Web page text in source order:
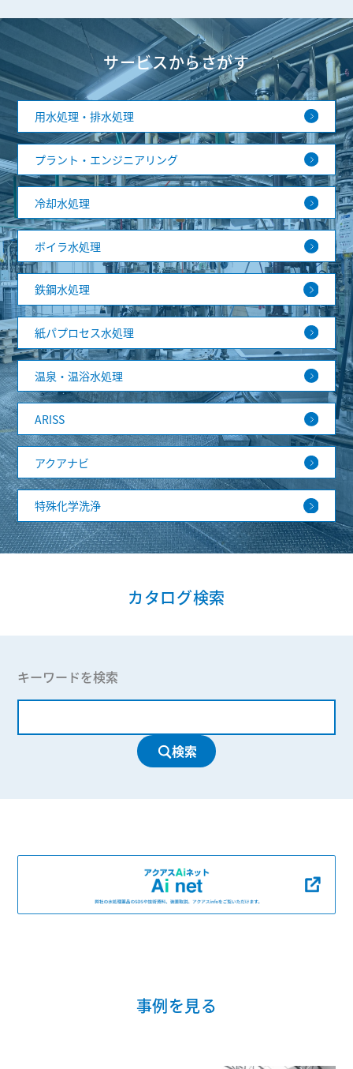
サービスからさがす
用水処理・排水処理
プラント・エンジニアリング
冷却水処理
ボイラ水処理
鉄鋼水処理
紙パプロセス水処理
温泉・温浴水処理
ARISS
アクアナビ
特殊化学洗浄
カタログ検索
キーワードを検索
検索
事例を見る